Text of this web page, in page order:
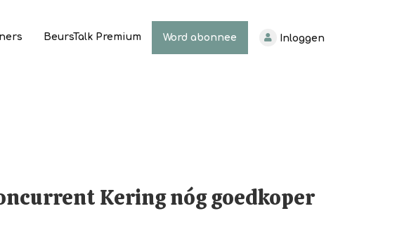
BeursTalk Premium Word abonnee Inloggen
Kering nóg goedkoper